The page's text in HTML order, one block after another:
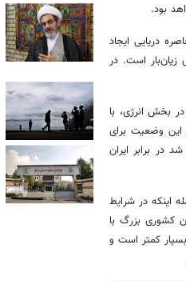
بود.
دریایی ایجاد
زیان‌بار است. در
بخش انرژی، با
این وضعیت برای
در برابر ایران
اینکه در شرایط
کشوری بزرگ با
کمتر است و